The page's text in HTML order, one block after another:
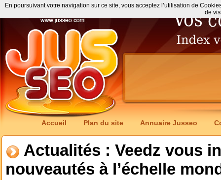
Accueil Plan du site Annuaire Jusseo
Actualités : Veedz vous
nouveautés à l’échelle
En poursuivant votre navigation sur ce site, vous acceptez l’utilisation de
de